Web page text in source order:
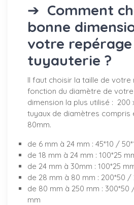
➔ Comment
bonne
votre repérage
tuyauterie ?
Il faut choisir la taille de
fonction du diamètre de votre
dimension la plus utilisé : 200
tuyaux de diamètres compris
80mm.
de 6 mm à 24 mm : 45*10 /
de 18 mm à 24 mm : 100*25
de 24 mm à 30mm : 100*25
de 28 mm à 80 mm : 200*50 /
de 80 mm à 250 mm : 300*50
mm